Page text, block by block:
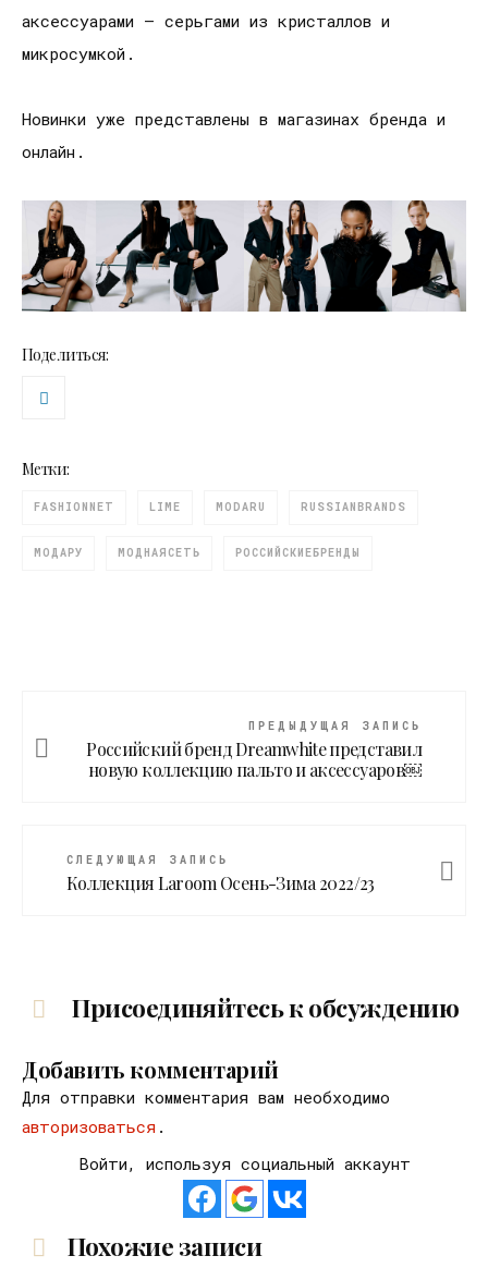
аксессуарами — серьгами из кристаллов и
микросумкой.
Новинки уже представлены в магазинах бренда и
онлайн.
Поделиться:
Метки:
FASHIONNET LIME MODARU RUSSIANBRANDS
МОДАРУ МОДНАЯСЕТЬ РОССИЙСКИЕБРЕНДЫ
ПРЕДЫДУЩАЯ ЗАПИСЬ
Российский бренд Dreamwhite представил
новую коллекцию пальто и аксессуаров￼
СЛЕДУЮЩАЯ ЗАПИСЬ
Коллекция Laroom Осень-Зима 2022/23
Присоединяйтесь к обсуждению
Добавить комментарий
Для отправки комментария вам необходимо
авторизоваться .
Войти, используя социальный аккаунт
Похожие записи